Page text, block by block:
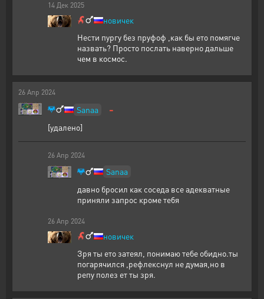
14 Дек 2025
новичек
Нести пургу без пруфоф ,как бы ето помягче
назвать? Просто послать наверно дальше
чем в космос.
26 Апр 2024
Sanaa -
[удалено]
26 Апр 2024
Sanaa
давно бросил как соседа все адекватные
приняли запрос кроме тебя
26 Апр 2024
новичек
Зря ты ето затеял, понимаю тебе обидно.ты
погарячился ,рефлекснул не думая,но в
репу полез ет ты зря.